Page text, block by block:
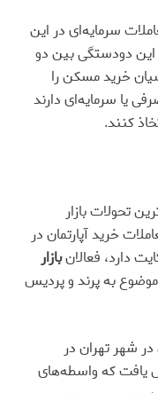
سرمایه‌‌ای در این
این دودستگی بین دو
خرید مسکن را
یا سرمایه‌‌‌‌ای دارند
کنند.
تحولات بازار
خرید آپارتمان در
دارد، فعالانبازار
به پرند و پردیس
شهر تهران در
40 درصد افزایش یافت که واسطه‌های